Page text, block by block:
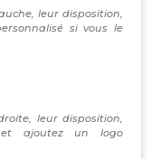
leur disposition,
si vous le
leur disposition,
et ajoutez un logo